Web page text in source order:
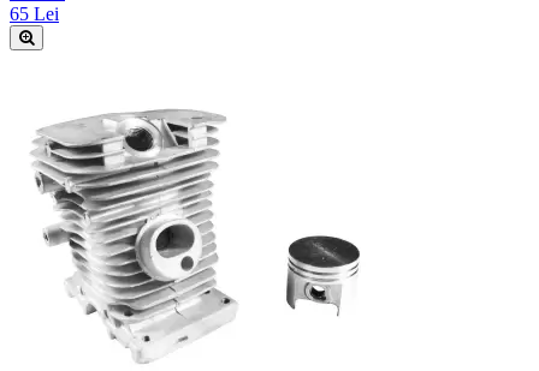
65 Lei